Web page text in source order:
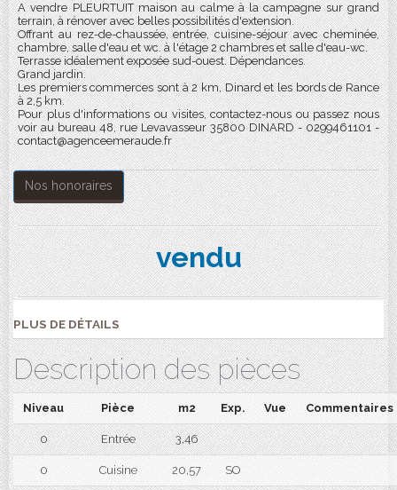
A vendre PLEURTUIT maison au calme à la campagne sur grand
terrain, à rénover avec belles possibilités d'extension.
Offrant au rez-de-chaussée, entrée, cuisine-séjour avec cheminée,
chambre, salle d'eau et wc. à l'étage 2 chambres et salle d'eau-wc.
Terrasse idéalement exposée sud-ouest. Dépendances.
Grand jardin.
Les premiers commerces sont à 2 km, Dinard et les bords de Rance
à 2,5 km.
Pour plus d'informations ou visites, contactez-nous ou passez nous
voir au bureau 48, rue Levavasseur 35800 DINARD - 0299461101 -
contact@agenceemeraude.fr
Nos honoraires
vendu
PLUS DE DÉTAILS
Description des pièces
Niveau Pièce m2 Exp. Vue Commentaires
0 Entrée 3,46
0 Cuisine 20,57 SO